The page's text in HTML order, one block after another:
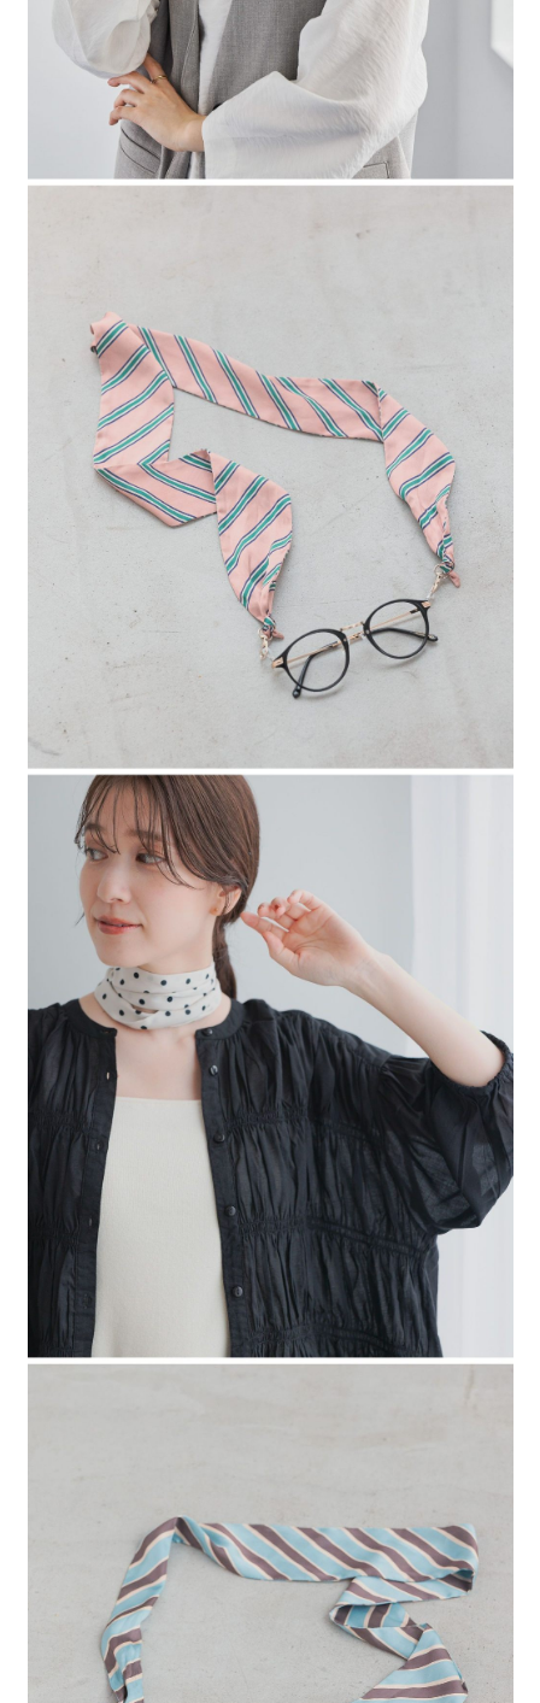
２．關於個人資料處理事宜，請瀏覽以下網址：
https://aftee.tw/terms/#terms3
３．未成年的使用者請事先徵得法定代理人或監護人之同意方可使用
「AFTEE先享後付」，若未經同意申辦者引起之損失，本公司不負相關責
４．使用「AFTEE先享後付」時，將依據個別帳號之用戶狀況，依本公司即
時審查核予不同之上限額度；若仍有額度不足之情形，本公司將視審查結果
請求用戶進行身份認證。
５．嚴禁一人註冊多個帳號或使用他人資訊註冊。若發現惡意使用之情形，
恩沛科技股份有限公司將有權停止該用戶之使用額度並採取法律行動。